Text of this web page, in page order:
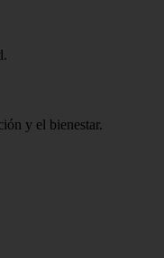
y el bienestar.